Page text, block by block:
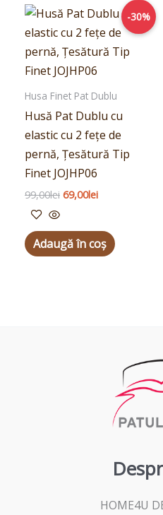
-30%
Husa Finet Pat Dublu
Husă Pat Dublu cu
elastic cu 2 fețe de
pernă, Țesătură Tip
Finet JOJHP06
99,00lei
Prețul
a
fost:
99,00lei.
69,00lei
Prețul
curent
este:
69,00lei.
Adaugă în coș
HOME4U